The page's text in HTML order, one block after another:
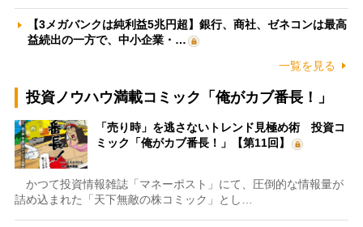
【3メガバンクは純利益5兆円超】銀行、商社、ゼネコンは最高
益続出の一方で、中小企業・…
一覧を見る
投資ノウハウ満載コミック「俺がカブ番長！」
「売り時」を逃さないトレンド見極め術 投資コ
ミック「俺がカブ番長！」【第11回】
かつて投資情報雑誌「マネーポスト」にて、圧倒的な情報量が
詰め込まれた「天下無敵の株コミック」とし…